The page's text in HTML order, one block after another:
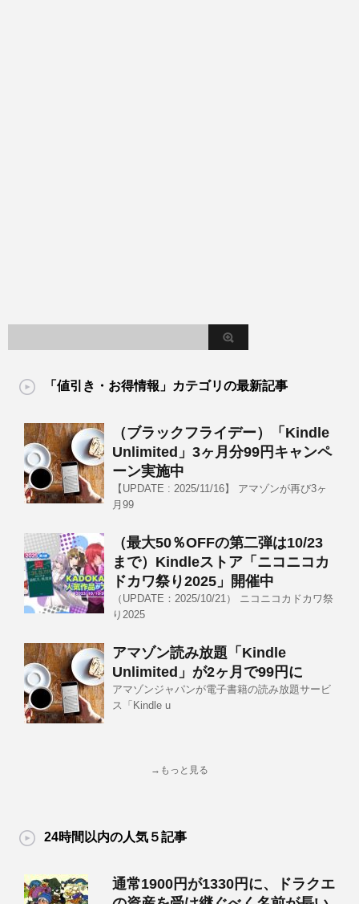
「値引き・お得情報」カテゴリの最新記事
（ブラックフライデー）「Kindle
Unlimited」3ヶ月分99円キャンペ
ーン実施中
【UPDATE : 2025/11/16】 アマゾンが再び3ヶ
月99
（最大50％OFFの第二弾は10/23
まで）Kindleストア「ニコニコカ
ドカワ祭り2025」開催中
（UPDATE：2025/10/21） ニコニコカドカワ祭
り2025
アマゾン読み放題「Kindle
Unlimited」が2ヶ月で99円に
アマゾンジャパンが電子書籍の読み放題サービ
ス「Kindle u
→もっと見る
24時間以内の人気５記事
通常1900円が1330円に、ドラクエ